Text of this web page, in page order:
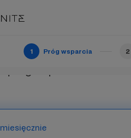
1 Próg wsparcia 2
miesięcznie